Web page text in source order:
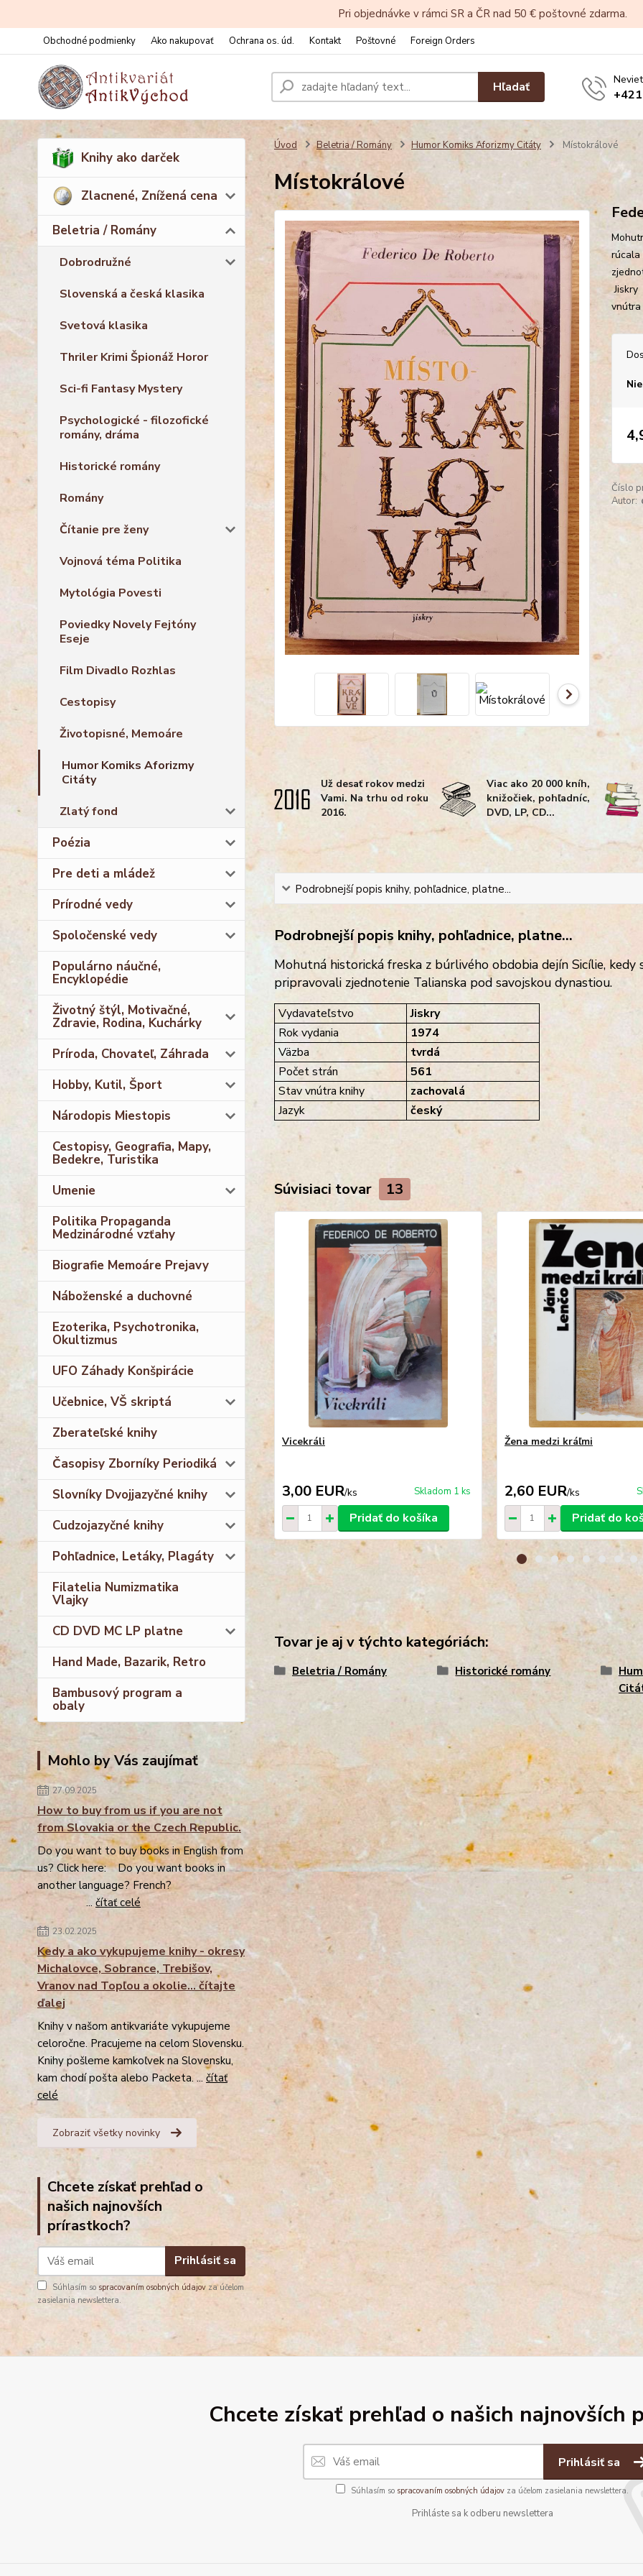
Pri objednávke v rámci SR a ČR nad 50 € poštovné zdarma.
Obchodné podmienky Ako nakupovať Ochrana os. úd. Kontakt Poštovné Foreign Orders
Hľadať
Knihy ako darček
Zlacnené, Znížená cena
Beletria / Romány
Dobrodružné
Slovenská a česká klasika
Svetová klasika
Thriler Krimi Špionáž Horor
Sci-fi Fantasy Mystery
Psychologické - filozofické
romány, dráma
Historické romány
Romány
Čítanie pre ženy
Vojnová téma Politika
Mytológia Povesti
Poviedky Novely Fejtóny
Eseje
Film Divadlo Rozhlas
Cestopisy
Životopisné, Memoáre
Humor Komiks Aforizmy
Citáty
Zlatý fond
Poézia
Pre deti a mládež
Prírodné vedy
Spoločenské vedy
Populárno náučné,
Encyklopédie
Životný štýl, Motivačné,
Zdravie, Rodina, Kuchárky
Príroda, Chovateľ, Záhrada
Hobby, Kutil, Šport
Národopis Miestopis
Cestopisy, Geografia, Mapy,
Bedekre, Turistika
Umenie
Politika Propaganda
Medzinárodné vzťahy
Biografie Memoáre Prejavy
Náboženské a duchovné
Ezoterika, Psychotronika,
Okultizmus
UFO Záhady Konšpirácie
Učebnice, VŠ skriptá
Zberateľské knihy
Časopisy Zborníky Periodiká
Slovníky Dvojjazyčné knihy
Cudzojazyčné knihy
Pohľadnice, Letáky, Plagáty
Filatelia Numizmatika
Vlajky
CD DVD MC LP platne
Hand Made, Bazarik, Retro
Bambusový program a
obaly
Mohlo by Vás zaujímať
27.09.2025
How to buy from us if you are not
from Slovakia or the Czech Republic.
Do you want to buy books in English from
us? Click here: Do you want books in
another language? French?
... čítať celé
23.02.2025
Kedy a ako vykupujeme knihy - okresy
Michalovce, Sobrance, Trebišov,
Vranov nad Topľou a okolie... čítajte
ďalej
Knihy v našom antikvariáte vykupujeme
celoročne. Pracujeme na celom Slovensku.
Knihy pošleme kamkoľvek na Slovensku,
kam chodí pošta alebo Packeta. ... čítať
celé
Zobraziť všetky novinky
Chcete získať prehľad o
našich najnovších
prírastkoch?
Prihlásiť sa
Súhlasím so spracovaním osobných údajov za účelom
zasielania newslettera.
Úvod Beletria / Romány Humor Komiks Aforizmy Citáty Místokrálové
Místokrálové
rúcala
Jiskry
vnútra
Číslo
Autor:
Už desať rokov medzi
Vami. Na trhu od roku
2016.
Viac ako 20 000 kníh,
knižočiek, pohľadníc,
DVD, LP, CD...
Podrobnejší popis knihy, pohľadnice, platne...
Podrobnejší popis knihy, pohľadnice, platne...
Mohutná historická freska z búrlivého obdobia dejín Sicílie,
pripravovali zjednotenie Talianska pod savojskou dynastiou.
Vydavateľstvo
Jiskry
Rok vydania
1974
Väzba
tvrdá
Počet strán
561
Stav vnútra knihy
zachovalá
Jazyk
český
Súvisiaci tovar 13
Vicekráli
3,00 EUR/ks Skladom 1 ks
Pridať do košíka
Žena medzi kráľmi
2,60 EUR/ks
Pridať do
Tovar je aj v týchto kategóriách:
Beletria / Romány Historické romány
Chcete získať prehľad o našich najnovších
Prihlásiť sa
Súhlasím so spracovaním osobných údajov za účelom zasielania newslettera.
Prihláste sa k odberu newslettera